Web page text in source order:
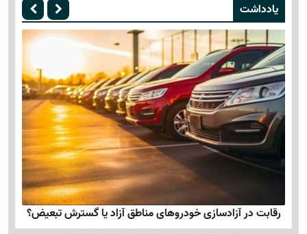
یادداشت
رقابت در آزادسازی خودروهای مناطق آزاد یا گسترش تبعیض؟